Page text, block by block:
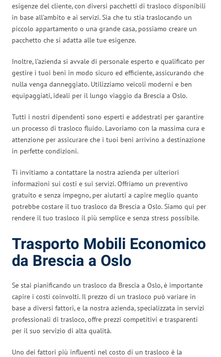
esigenze del cliente, con diversi pacchetti di trasloco disponibili
in base all’ambito e ai servizi. Sia che tu stia traslocando un
piccolo appartamento o una grande casa, possiamo creare un
pacchetto che si adatta alle tue esigenze.
Inoltre, l’azienda si avvale di personale esperto e qualificato per
gestire i tuoi beni in modo sicuro ed efficiente, assicurando che
nulla venga danneggiato. Utilizziamo veicoli moderni e ben
equipaggiati, ideali per il lungo viaggio da Brescia a Oslo.
Tutti i nostri dipendenti sono esperti e addestrati per garantire
un processo di trasloco fluido. Lavoriamo con la massima cura e
attenzione per assicurare che i tuoi beni arrivino a destinazione
in perfette condizioni.
Ti invitiamo a contattare la nostra azienda per ulteriori
informazioni sui costi e sui servizi. Offriamo un preventivo
gratuito e senza impegno, per aiutarti a capire meglio quanto
potrebbe costare il tuo trasloco da Brescia a Oslo. Siamo qui per
rendere il tuo trasloco il più semplice e senza stress possibile.
Trasporto Mobili Economico
da Brescia a Oslo
Se stai pianificando un trasloco da Brescia a Oslo, è importante
capire i costi coinvolti. Il prezzo di un trasloco può variare in
base a diversi fattori, e la nostra azienda, specializzata in servizi
professionali di trasloco, offre prezzi competitivi e trasparenti
per il suo servizio di alta qualità.
Uno dei fattori più influenti nel costo di un trasloco è la